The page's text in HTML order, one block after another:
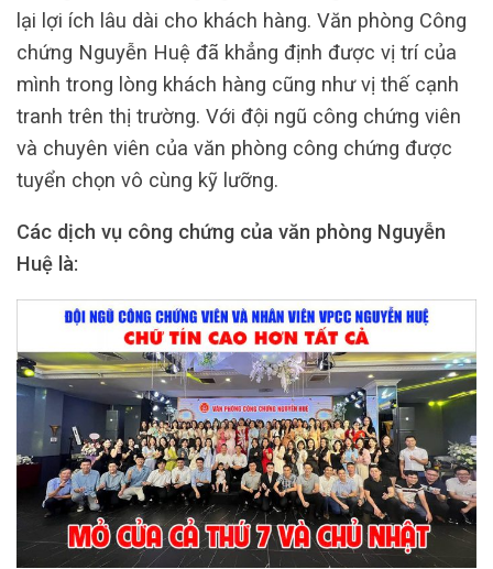
lại lợi ích lâu dài cho khách hàng. Văn phòng Công
chứng Nguyễn Huệ đã khẳng định được vị trí của
mình trong lòng khách hàng cũng như vị thế cạnh
tranh trên thị trường. Với đội ngũ công chứng viên
và chuyên viên của văn phòng công chứng được
tuyển chọn vô cùng kỹ lưỡng.
Các dịch vụ công chứng của văn phòng Nguyễn
Huệ là: